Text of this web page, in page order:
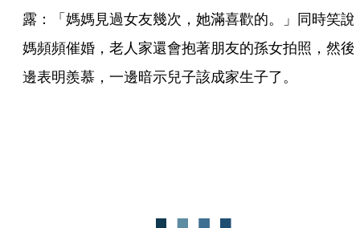
露：「媽媽見過女友幾次，她滿喜歡的。」同時笑說
媽頻頻催婚，老人家還會抱著朋友的孫女拍照，然後
邊表明羨慕，一邊暗示兒子該成家生子了。